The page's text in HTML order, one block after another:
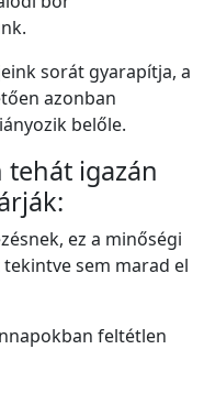
sorát gyarapítja, a
azonban
belőle.
tehát igazán
ez a minőségi
sem marad el
feltétlen